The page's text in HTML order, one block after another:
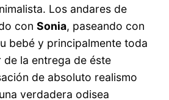
Los andares de
conSonia, paseando con
bebé y principalmente toda
de la entrega de éste
de absoluto realismo
verdadera odisea